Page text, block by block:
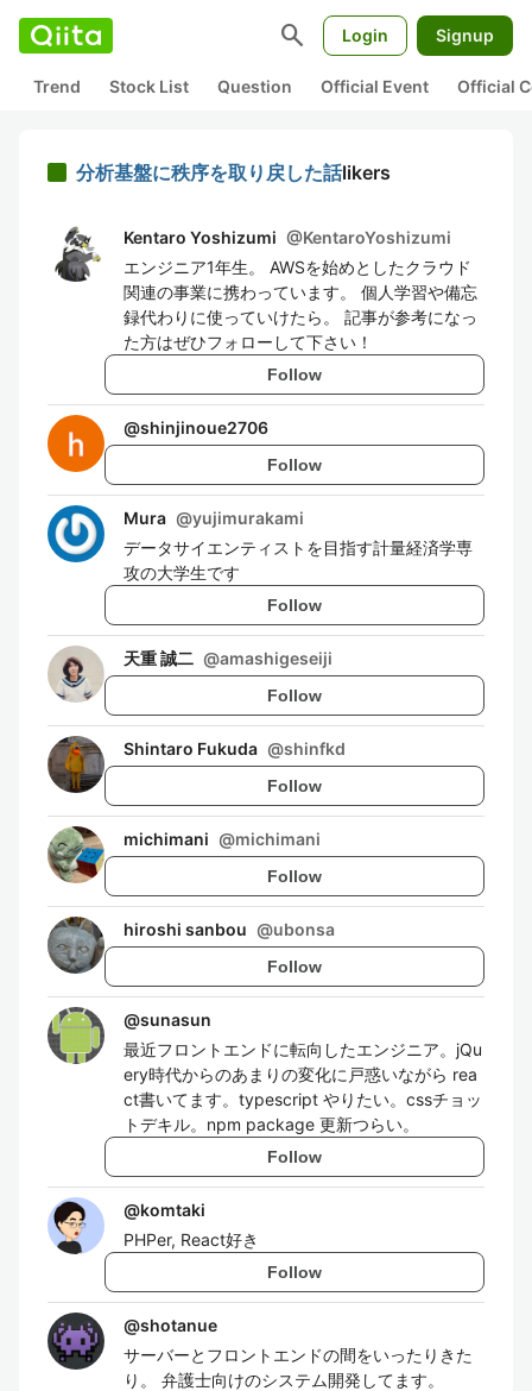
search Login Signup
Trend Stock List Question Official Event Official
分析基盤に秩序を取り戻した話likers
Kentaro Yoshizumi @KentaroYoshizumi
エンジニア1年生。 AWSを始めとしたクラウド
関連の事業に携わっています。 個人学習や備忘
録代わりに使っていけたら。 記事が参考になっ
た方はぜひフォローして下さい！
Follow
@shinjinoue2706
Follow
Mura @yujimurakami
データサイエンティストを目指す計量経済学専
攻の大学生です
Follow
天重 誠二 @amashigeseiji
Follow
Shintaro Fukuda @shinfkd
Follow
michimani @michimani
Follow
hiroshi sanbou @ubonsa
Follow
@sunasun
最近フロントエンドに転向したエンジニア。jQu
ery時代からのあまりの変化に戸惑いながら rea
ct書いてます。typescript やりたい。cssチョッ
トデキル。npm package 更新つらい。
Follow
@komtaki
PHPer, React好き
Follow
@shotanue
サーバーとフロントエンドの間をいったりきた
り。 弁護士向けのシステム開発してます。